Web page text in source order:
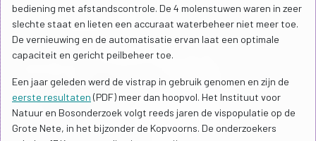
bediening met afstandscontrole. De 4 molenstuwen waren in zeer
slechte staat en lieten een accuraat waterbeheer niet meer toe.
De vernieuwing en de automatisatie ervan laat een optimale
capaciteit en gericht peilbeheer toe.
Een jaar geleden werd de vistrap in gebruik genomen en zijn de
eerste resultaten (PDF) meer dan hoopvol. Het Instituut voor
Natuur en Bosonderzoek volgt reeds jaren de vispopulatie op de
Grote Nete, in het bijzonder de Kopvoorns. De onderzoekers